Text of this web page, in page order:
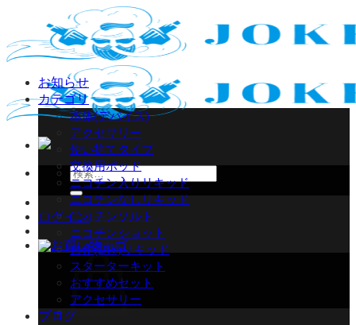
content
検
索
対
象:
ログイン
お知らせ
カテゴリ
本体(デバイス)
アクセサリー
使い捨てタイプ
交換用ポッド
ニコチン入りリキッド
ニコチンなしリキッド
ニコチンソルト
ニコチンショット
自作(DIY)リキッド
スターターキット
おすすめセット
アクセサリー
ブログ